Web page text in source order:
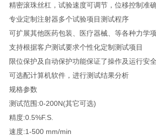
精密滚珠丝杠，试验速度可调节，位移控制准确
专业定制注射器多个试验项目测试程序
可扩展其他医药包装、医疗器械、等各种力学
支持根据客户测试要求个性化定制测试项目
限位保护及自动保护功能保证了操作及运行安全
可选配计算机软件，进行测试结果分析
规格参数
测试范围:0-200N(其它可选)
精度:0.5%F.S.
速度:1-500 mm/min